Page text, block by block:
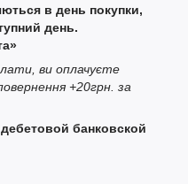
в день покупки,
день.
ви оплачуєте
+20грн. за
банковской